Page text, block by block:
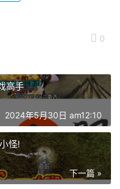
0
高手
2024年5月30日 am12:10
怪!
下一篇 »